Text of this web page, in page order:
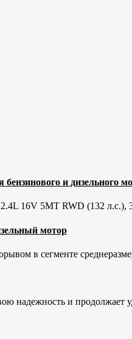
и дизельного
16V 5MT RWD (132
мотор
в сегменте
надежность и продолжает